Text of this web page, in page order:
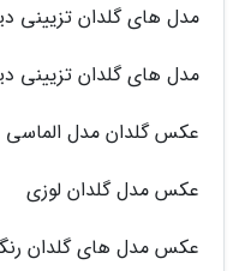
مدل های گلدان تزیینی
مدل های گلدان تزیینی
عکس گلدان مدل الماسی
عکس مدل گلدان لوزی
عکس مدل های گلدان